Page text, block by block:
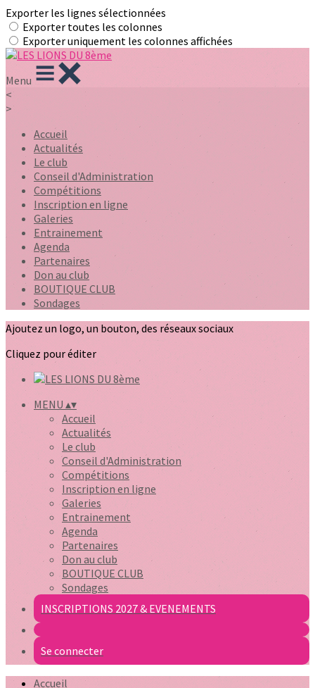
Exporter les lignes sélectionnées
Exporter toutes les colonnes
Exporter uniquement les colonnes affichées
Menu
<
>
Accueil
Actualités
Le club
Conseil d'Administration
Compétitions
Inscription en ligne
Galeries
Entrainement
Agenda
Partenaires
Don au club
BOUTIQUE CLUB
Sondages
Ajoutez un logo, un bouton, des réseaux sociaux
Cliquez pour éditer
MENU▴▾
Accueil
Actualités
Le club
Conseil d'Administration
Compétitions
Inscription en ligne
Galeries
Entrainement
Agenda
Partenaires
Don au club
BOUTIQUE CLUB
Sondages
INSCRIPTIONS 2027 & EVENEMENTS
Se connecter
Accueil